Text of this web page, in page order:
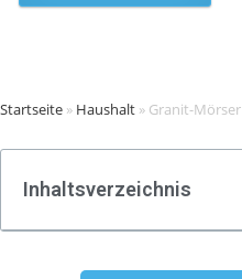
Startseite » Haushalt » Granit-Mörser
Inhaltsverzeichnis